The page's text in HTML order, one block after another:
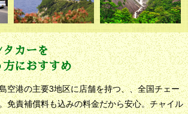
タカーを
におすすめ
空港の主要3地区に店舗を持つ、、全国チェー
免責補償料も込みの料金だから安心。チャイル